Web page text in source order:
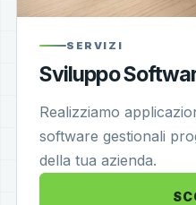
SERVIZI
Sviluppo
Realizziamo
software gestionali
della tua azienda.